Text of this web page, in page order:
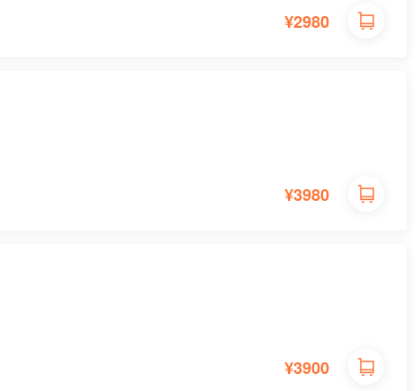
¥2980
¥3980
¥3900